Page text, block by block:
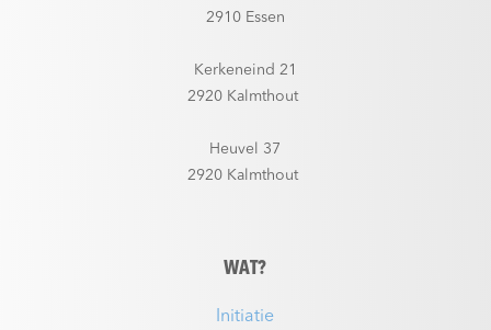
2910 Essen
Kerkeneind 21
2920 Kalmthout
Heuvel 37
2920 Kalmthout
WAT?
Initiatie